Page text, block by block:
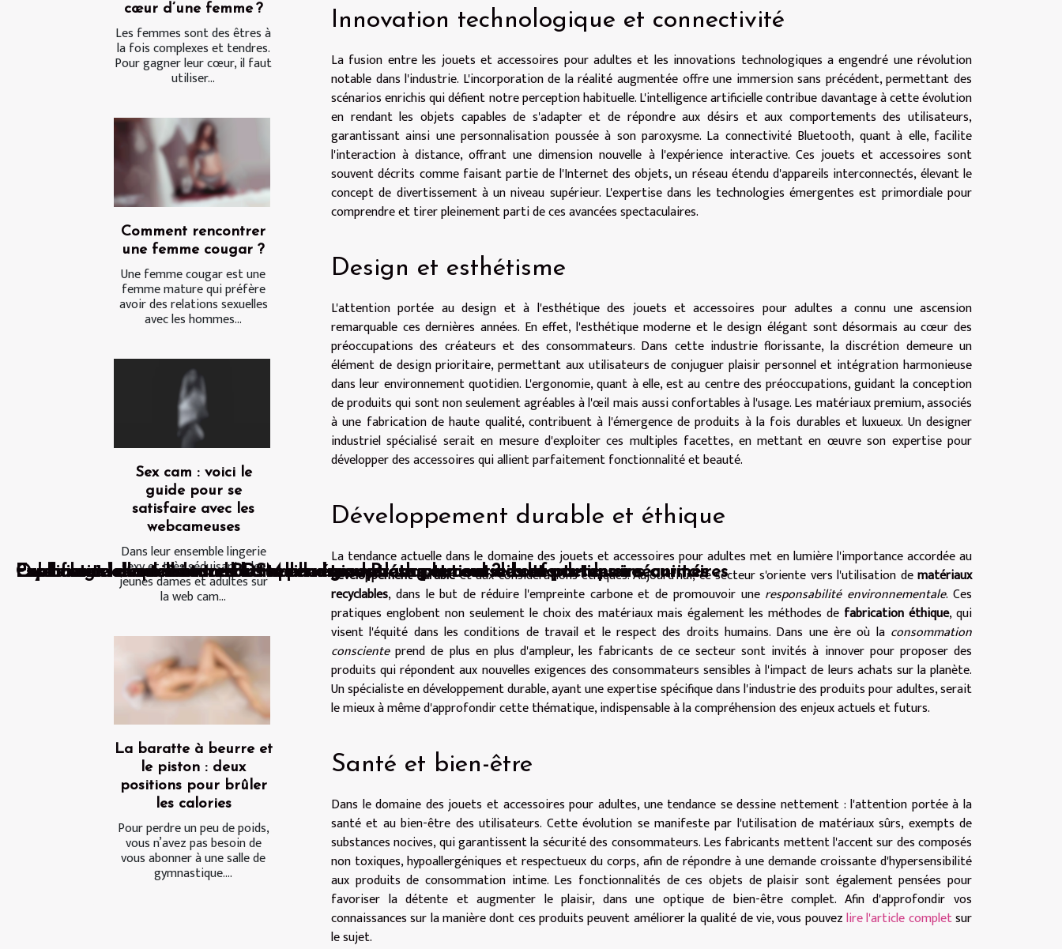
cœur d’une femme ?
Les femmes sont des êtres à
la fois complexes et tendres.
Pour gagner leur cœur, il faut
utiliser...
Comment rencontrer
une femme cougar ?
Une femme cougar est une
femme mature qui préfère
avoir des relations sexuelles
avec les hommes...
Sex cam : voici le
guide pour se
satisfaire avec les
webcameuses
Dans leur ensemble lingerie
sexy et très séduisante, les
jeunes dames et adultes sur
la web cam...
La baratte à beurre et
le piston : deux
positions pour brûler
les calories
Pour perdre un peu de poids,
vous n’avez pas besoin de
vous abonner à une salle de
gymnastique....
Innovation technologique et connectivité
La fusion entre les jouets et accessoires pour adultes et les innovations technologiques a engendré une révolution
notable dans l'industrie. L'incorporation de la réalité augmentée offre une immersion sans précédent, permettant des
scénarios enrichis qui défient notre perception habituelle. L'intelligence artificielle contribue davantage à cette évolution
en rendant les objets capables de s'adapter et de répondre aux désirs et aux comportements des utilisateurs,
garantissant ainsi une personnalisation poussée à son paroxysme. La connectivité Bluetooth, quant à elle, facilite
l'interaction à distance, offrant une dimension nouvelle à l'expérience interactive. Ces jouets et accessoires sont
souvent décrits comme faisant partie de l'Internet des objets, un réseau étendu d'appareils interconnectés, élevant le
concept de divertissement à un niveau supérieur. L'expertise dans les technologies émergentes est primordiale pour
comprendre et tirer pleinement parti de ces avancées spectaculaires.
Design et esthétisme
L'attention portée au design et à l'esthétique des jouets et accessoires pour adultes a connu une ascension
remarquable ces dernières années. En effet, l'esthétique moderne et le design élégant sont désormais au cœur des
préoccupations des créateurs et des consommateurs. Dans cette industrie florissante, la discrétion demeure un
élément de design prioritaire, permettant aux utilisateurs de conjuguer plaisir personnel et intégration harmonieuse
dans leur environnement quotidien. L'ergonomie, quant à elle, est au centre des préoccupations, guidant la conception
de produits qui sont non seulement agréables à l'œil mais aussi confortables à l'usage. Les matériaux premium, associés
à une fabrication de haute qualité, contribuent à l'émergence de produits à la fois durables et luxueux. Un designer
industriel spécialisé serait en mesure d'exploiter ces multiples facettes, en mettant en œuvre son expertise pour
développer des accessoires qui allient parfaitement fonctionnalité et beauté.
Développement durable et éthique
La tendance actuelle dans le domaine des jouets et accessoires pour adultes met en lumière l'importance accordée au
développement durableet aux considérations éthiques. Aujourd'hui, ce secteur s'oriente vers l'utilisation dematériaux
recyclables, dans le but de réduire l'empreinte carbone et de promouvoir une responsabilité environnementale. Ces
pratiques englobent non seulement le choix des matériaux mais également les méthodes de fabrication éthique, qui
visent l'équité dans les conditions de travail et le respect des droits humains. Dans une ère où la consommation
conscienteprend de plus en plus d'ampleur, les fabricants de ce secteur sont invités à innover pour proposer des
produits qui répondent aux nouvelles exigences des consommateurs sensibles à l'impact de leurs achats sur la planète.
Un spécialiste en développement durable, ayant une expertise spécifique dans l'industrie des produits pour adultes, serait
le mieux à même d'approfondir cette thématique, indispensable à la compréhension des enjeux actuels et futurs.
Santé et bien-être
Dans le domaine des jouets et accessoires pour adultes, une tendance se dessine nettement : l'attention portée à la
santé et au bien-être des utilisateurs. Cette évolution se manifeste par l'utilisation de matériaux sûrs, exempts de
substances nocives, qui garantissent la sécurité des consommateurs. Les fabricants mettent l'accent sur des composés
non toxiques, hypoallergéniques et respectueux du corps, afin de répondre à une demande croissante d'hypersensibilité
aux produits de consommation intime. Les fonctionnalités de ces objets de plaisir sont également pensées pour
favoriser la détente et augmenter le plaisir, dans une optique de bien-être complet. Afin d'approfondir vos
connaissances sur la manière dont ces produits peuvent améliorer la qualité de vie, vous pouvezlire l'article completsur
le sujet.
Psychologie du plaisir anal Comprendre ses désirs et ceux de son partenaire
Lubrifiants anaux naturels les meilleures options pour votre confort
Exploration des tendances actuelles dans les adaptations adultes de dessins animés
Quels sont les meilleurs endroits pour trouver un plan cul ?
Les bases de la rencontre BDSM en région Bretagne : conseils et pratiques sécuritaires